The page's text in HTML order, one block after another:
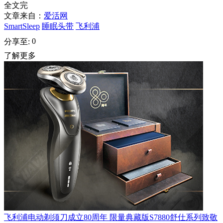
全文完
文章来自： 爱活网
SmartSleep 睡眠头带 飞利浦
分享至: 0
了解更多
飞利浦电动剃须刀成立80周年 限量典藏版S7880舒仕系列致敬